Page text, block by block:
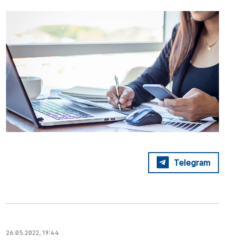
Telegram
26.05.2022, 19:44